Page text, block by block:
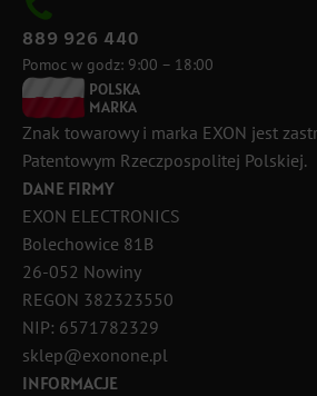
889 926 440
Pomoc w godz: 9:00 – 18:00
POLSKA
MARKA
Znak towarowy i marka EXON jest
Patentowym Rzeczpospolitej Polskiej.
DANE FIRMY
EXON ELECTRONICS
Bolechowice 81B
26-052 Nowiny
REGON 382323550
NIP: 6571782329
sklep@exonone.pl
INFORMACJE